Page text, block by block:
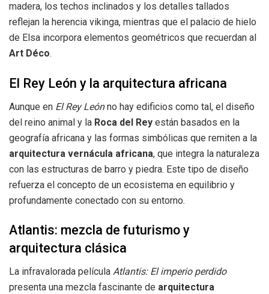
madera, los techos inclinados y los detalles tallados
reflejan la herencia vikinga, mientras que el palacio de hielo
de Elsa incorpora elementos geométricos que recuerdan al
Art Déco.
El Rey León y la arquitectura africana
Aunque en El Rey Leónno hay edificios como tal, el diseño
del reino animal y la Roca del Rey están basados en la
geografía africana y las formas simbólicas que remiten a la
arquitectura vernácula africana, que integra la naturaleza
con las estructuras de barro y piedra. Este tipo de diseño
refuerza el concepto de un ecosistema en equilibrio y
profundamente conectado con su entorno.
Atlantis: mezcla de futurismo y
arquitectura clásica
La infravalorada película Atlantis: El imperio perdido
presenta una mezcla fascinante de arquitectura